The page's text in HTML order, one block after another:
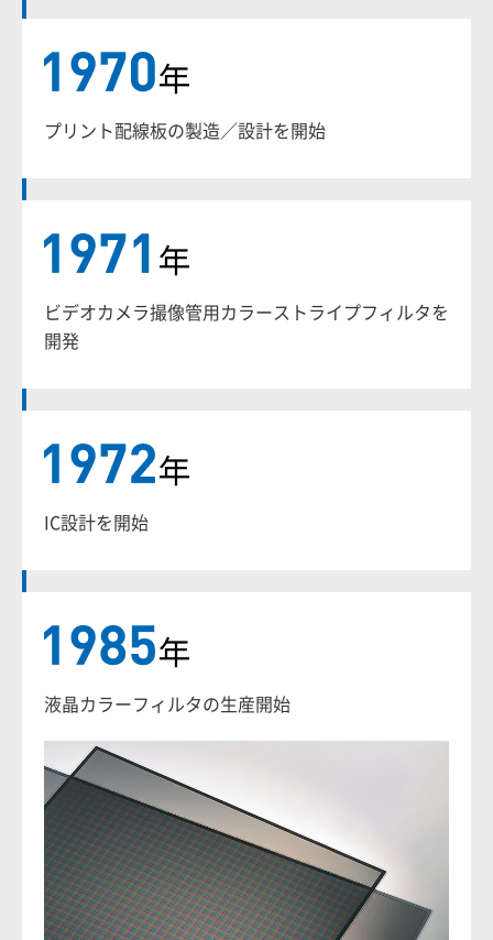
プリント配線板の製造／設計を開始
ビデオカメラ撮像管用カラーストライプフィルタを
開発
IC設計を開始
液晶カラーフィルタの生産開始